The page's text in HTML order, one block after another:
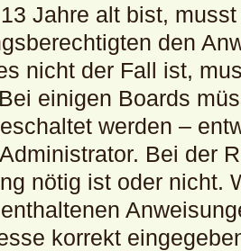
Jahre alt bist,
den
nicht der Fall ist,
einigen Boards
werden –
Bei der
nötig ist oder nicht.
korrekt